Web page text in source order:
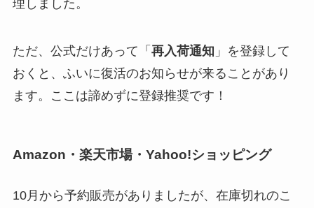
理しました。
ただ、公式だけあって「 再入荷通知 」を登録して
おくと、ふいに復活のお知らせが来ることがあり
ます。ここは諦めずに登録推奨です！
Amazon・楽天市場・Yahoo!ショッピング
10月から予約販売がありましたが、在庫切れのこ